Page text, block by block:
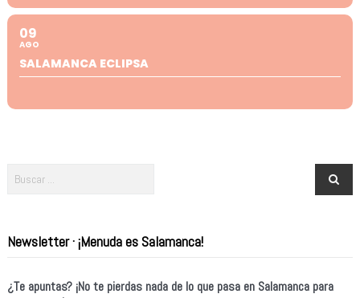
09
AGO
SALAMANCA ECLIPSA
Newsletter · ¡Menuda es Salamanca!
¿Te apuntas? ¡No te pierdas nada de lo que pasa en Salamanca para